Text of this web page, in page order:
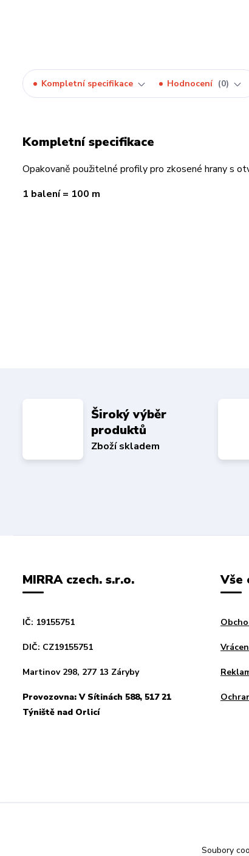
Kompletní specifikace Hodnocení 0
Kompletní specifikace
Opakovaně použitelné profily pro zkosené hrany s
1 balení = 100 m
Široký výběr
produktů
Zboží skladem
MIRRA czech. s.r.o.
IČ: 19155751
DIČ: CZ19155751
Martinov 298, 277 13 Záryby
Provozovna: V Sítinách 588, 517 21
Týniště nad Orlicí
Vše
Soubory